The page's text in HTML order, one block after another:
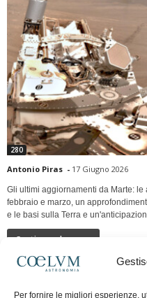
Per fornire le migliori esperienze,
280
Antonio Piras - 17 Giugno 2026
Gli ultimi aggiornamenti da Marte:
febbraio e marzo, un
e le basi sulla Terra e
Continua a leggere